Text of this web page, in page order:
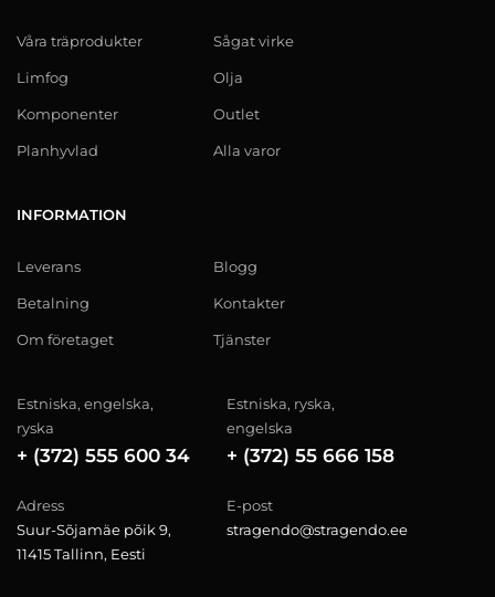
Våra träprodukter
Limfog
Komponenter
Planhyvlad
Sågat virke
Olja
Outlet
Alla varor
INFORMATION
Leverans
Betalning
Om företaget
Blogg
Kontakter
Tjänster
Estniska, engelska,
ryska
+ (372) 555 600 34
Estniska, ryska,
engelska
+ (372) 55 666 158
Adress
Suur-Sõjamäe põik 9,
11415 Tallinn, Eesti
E-post
stragendo@stragendo.ee